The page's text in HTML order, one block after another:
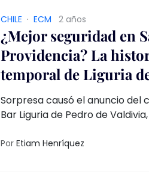
CHILE · ECM 2 años
¿Mejor seguridad en
Providencia? La
temporal de Liguria
Sorpresa causó el anuncio
Bar Liguria de Pedro de
Por Etiam Henríquez